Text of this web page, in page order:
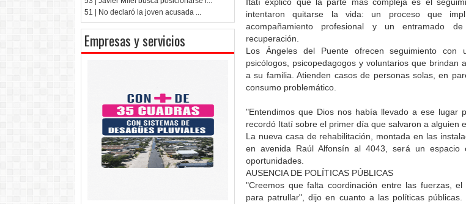
51 | No declaró la joven acusada ...
Empresas y servicios
intentaron quitarse la vida: un proceso que
acompañamiento profesional y un entramado
recuperación.
Los Ángeles del Puente ofrecen seguimiento con
psicólogos, psicopedagogos y voluntarios que brindan
a su familia. Atienden casos de personas solas, en
consumo problemático.
"Entendimos que Dios nos había llevado a ese lugar
recordó Itatí sobre el primer día que salvaron a alguien
La nueva casa de rehabilitación, montada en las
en avenida Raúl Alfonsín al 4043, será un espacio
oportunidades.
AUSENCIA DE POLÍTICAS PÚBLICAS
"Creemos que falta coordinación entre las fuerzas,
para patrullar", dijo en cuanto a las políticas